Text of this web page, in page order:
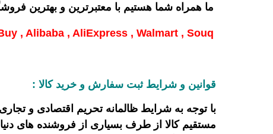
ما همراه شما هستیم با معتبرترین و بهترین
, Alibaba , AliExpress , Walmart , Souq …
قوانین و شرایط ثبت سفارش و خرید کالا :
با توجه به شرایط ظالمانه تحریم اقتصادی و
مستقیم کالا از طرف بسیاری از فروشنده های